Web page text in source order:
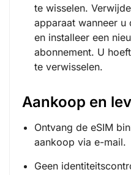
te wisselen.
apparaat wanneer
en installeer een
abonnement. U
te verwisselen.
Aankoop en
Ontvang de eSIM
aankoop via e-mail.
Geen